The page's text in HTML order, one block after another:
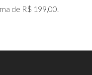
de R$ 199,00.